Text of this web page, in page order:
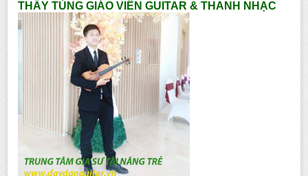
THẦY TÙNG GIÁO VIÊN GUITAR & THANH NHẠC